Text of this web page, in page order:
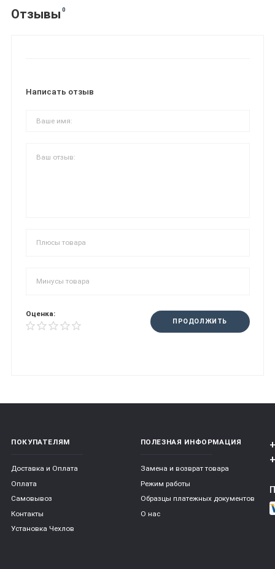
Отзывы 0
Написать отзыв
Оценка:
ПРОДОЛЖИТЬ
ПОКУПАТЕЛЯМ
Доставка и Оплата
Оплата
Самовывоз
Контакты
Установка Чехлов
ПОЛЕЗНАЯ ИНФОРМАЦИЯ
Замена и возврат товара
Режим работы
Образцы платежных документов
О нас